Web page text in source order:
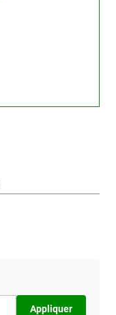
Appliquer